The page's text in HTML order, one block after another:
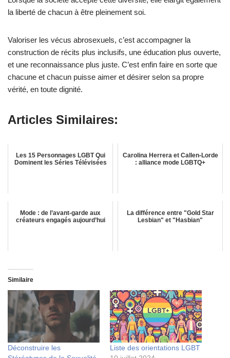
la liberté de chacun à être pleinement soi.
Valoriser les vécus abrosexuels, c’est accompagner la
construction de récits plus inclusifs, une éducation plus ouverte,
et une reconnaissance plus juste. C’est enfin faire en sorte que
chacune et chacun puisse aimer et désirer selon sa propre
vérité, en toute dignité.
Articles Similaires:
Les 15 Personnages LGBT Qui
Dominent les Séries Télévisées
Carolina Herrera et Callen-Lorde
: alliance mode LGBTQ+
Mode : de l’avant-garde aux
créateurs engagés aujourd’hui
La différence entre "Gold Star
Lesbian" et "Hasbian"
Similaire
Déconstruire les
Liste des orientations LGBT